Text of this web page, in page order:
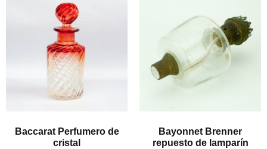
Baccarat Perfumero de
cristal
Bayonnet Brenner
repuesto de lamparín